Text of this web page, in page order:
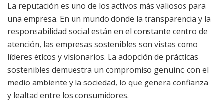
La reputación es uno de los activos más valiosos para
una empresa. En un mundo donde la transparencia y la
responsabilidad social están en el constante centro de
atención, las empresas sostenibles son vistas como
líderes éticos y visionarios. La adopción de prácticas
sostenibles demuestra un compromiso genuino con el
medio ambiente y la sociedad, lo que genera confianza
y lealtad entre los consumidores.